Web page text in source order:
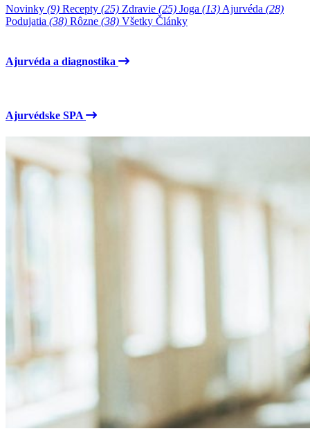
Novinky (9) Recepty (25) Zdravie (25) Joga (13) Ajurvéda (28)
Podujatia (38) Rôzne (38) Všetky Články
Ajurvéda a diagnostika
Ajurvédske SPA